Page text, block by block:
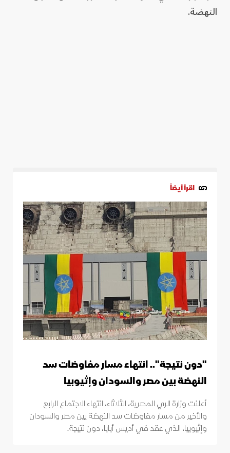
النهضة.
اقرأ أيضاً
"دون نتيجة".. انتهاء مسار مفاوضات سد
النهضة بين مصر والسودان وإثيوبيا
أعلنت وزارة الري المصرية، الثلاثاء، انتهاء الاجتماع الرابع
والأخير من مسار مفاوضات سد النهضة بين مصر والسودان
وإثيوبيا، الذي عقد في أديس أبابا، دون نتيجة.